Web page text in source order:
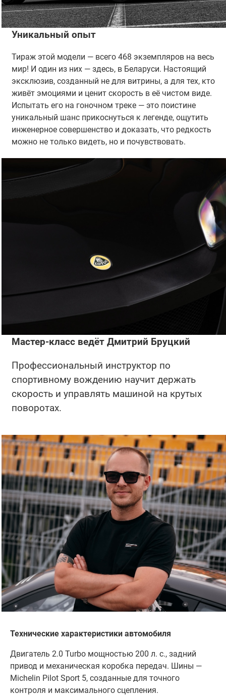
Уникальный опыт
Тираж этой модели — всего 468 экземпляров на весь
мир! И один из них — здесь, в Беларуси. Настоящий
эксклюзив, созданный не для витрины, а для тех, кто
живёт эмоциями и ценит скорость в её чистом виде.
Испытать его на гоночном треке — это поистине
уникальный шанс прикоснуться к легенде, ощутить
инженерное совершенство и доказать, что редкость
можно не только видеть, но и почувствовать.
Мастер-класс ведёт Дмитрий Бруцкий
Профессиональный инструктор по
спортивному вождению научит держать
скорость и управлять машиной на крутых
поворотах.
Технические характеристики автомобиля
Двигатель 2.0 Turbo мощностью 200 л. с., задний
привод и механическая коробка передач. Шины —
Michelin Pilot Sport 5, созданные для точного
контроля и максимального сцепления.